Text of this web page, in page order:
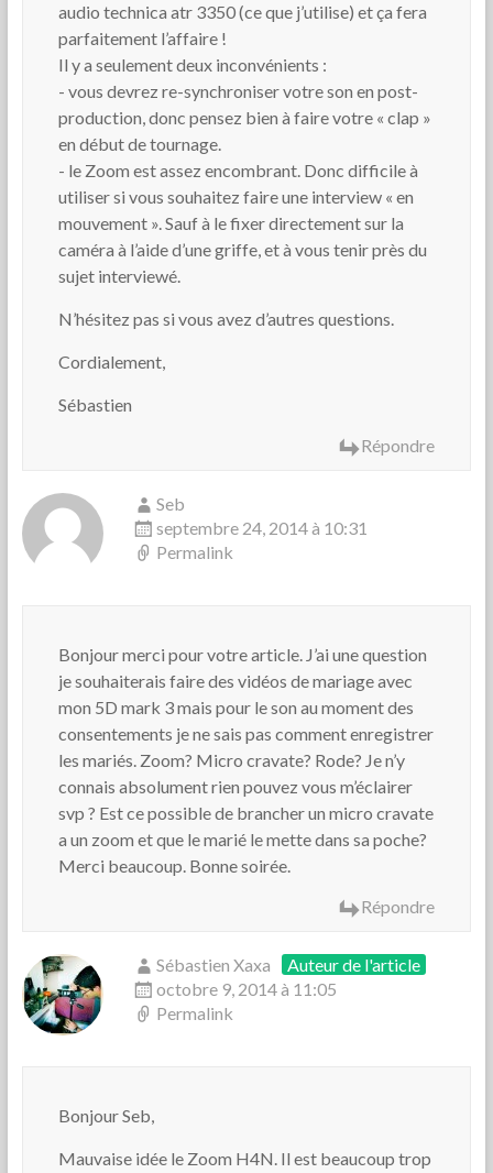
audio technica atr 3350 (ce que j’utilise) et ça fera
parfaitement l’affaire !
Il y a seulement deux inconvénients :
- vous devrez re-synchroniser votre son en post-
production, donc pensez bien à faire votre « clap »
en début de tournage.
- le Zoom est assez encombrant. Donc difficile à
utiliser si vous souhaitez faire une interview « en
mouvement ». Sauf à le fixer directement sur la
caméra à l’aide d’une griffe, et à vous tenir près du
sujet interviewé.
N’hésitez pas si vous avez d’autres questions.
Cordialement,
Sébastien
Répondre
Seb
septembre 24, 2014 à 10:31
Permalink
Bonjour merci pour votre article. J’ai une question
je souhaiterais faire des vidéos de mariage avec
mon 5D mark 3 mais pour le son au moment des
consentements je ne sais pas comment enregistrer
les mariés. Zoom? Micro cravate? Rode? Je n’y
connais absolument rien pouvez vous m’éclairer
svp ? Est ce possible de brancher un micro cravate
a un zoom et que le marié le mette dans sa poche?
Merci beaucoup. Bonne soirée.
Répondre
Sébastien Xaxa
Auteur de l'article
octobre 9, 2014 à 11:05
Permalink
Bonjour Seb,
Mauvaise idée le Zoom H4N. Il est beaucoup trop